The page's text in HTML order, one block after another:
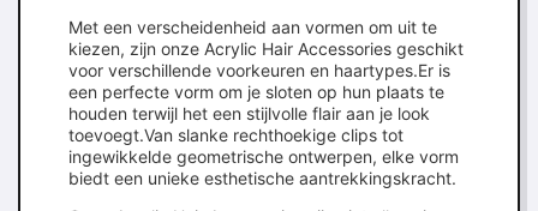
Met een verscheidenheid aan vormen om uit te
kiezen, zijn onze Acrylic Hair Accessories geschikt
voor verschillende voorkeuren en haartypes.Er is
een perfecte vorm om je sloten op hun plaats te
houden terwijl het een stijlvolle flair aan je look
toevoegt.Van slanke rechthoekige clips tot
ingewikkelde geometrische ontwerpen, elke vorm
biedt een unieke esthetische aantrekkingskracht.